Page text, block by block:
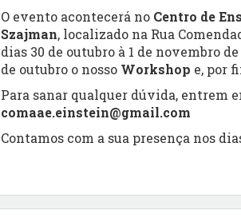
O evento acontecerá no Centro de
Szajman, localizado na Rua
dias 30 de outubro à 1 de novembro
de outubro o nosso Workshop e, por
Para sanar qualquer dúvida, entrem
comaae.einstein@gmail.com
Contamos com a sua presença nos